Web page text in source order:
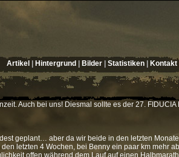
Artikel Hintergrund Bilder| Statistiken| Kontakt|
Auch bei uns! Diesmal sollte es der 27.
geplant… aber da wir beide in den letzten
letzten 4 Wochen, bei Benny ein paar km mehr
offen während dem Lauf auf einen